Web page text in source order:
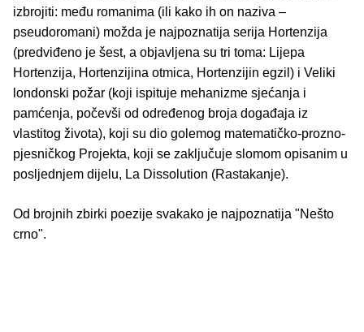
izbrojiti: među romanima (ili kako ih on naziva –
pseudoromani) možda je najpoznatija serija Hortenzija
(predviđeno je šest, a objavljena su tri toma: Lijepa
Hortenzija, Hortenzijina otmica, Hortenzijin egzil) i Veliki
londonski požar (koji ispituje mehanizme sjećanja i
pamćenja, počevši od određenog broja događaja iz
vlastitog života), koji su dio golemog matematičko-prozno-
pjesničkog Projekta, koji se zaključuje slomom opisanim u
posljednjem dijelu, La Dissolution (Rastakanje).
Od brojnih zbirki poezije svakako je najpoznatija "Nešto
crno".